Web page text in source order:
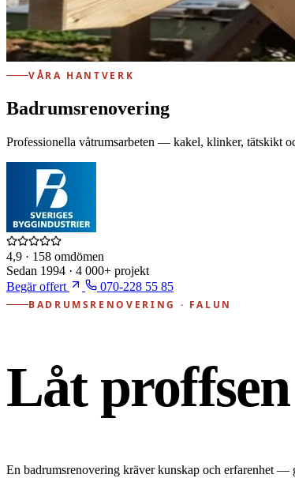
VÅRA HANTVERK
Badrumsrenovering
Professionella våtrumsarbeten — kakel, klinker, tätskikt
4,9 · 158 omdömen
Sedan 1994 · 4 000+ projekt
Begär offert
070-228 55 85
BADRUMSRENOVERING · FALUN
Låt
En badrumsrenovering kräver kunskap och erfarenhet —